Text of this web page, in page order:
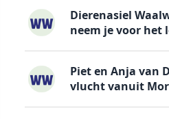
Dierenasiel
neem je voor het
Piet en Anja van
vlucht vanuit